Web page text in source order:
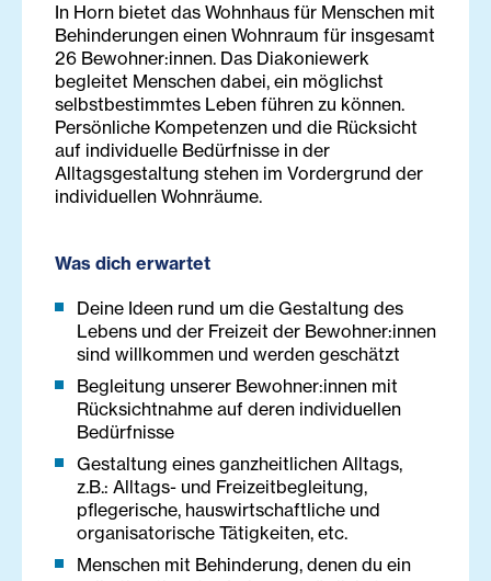
In Horn bietet das Wohnhaus für Menschen mit
Behinderungen einen Wohnraum für insgesamt
26 Bewohner:innen. Das Diakoniewerk
begleitet Menschen dabei, ein möglichst
selbstbestimmtes Leben führen zu können.
Persönliche Kompetenzen und die Rücksicht
auf individuelle Bedürfnisse in der
Alltagsgestaltung stehen im Vordergrund der
individuellen Wohnräume.
Was dich erwartet
Deine Ideen rund um die Gestaltung des
Lebens und der Freizeit der Bewohner:innen
sind willkommen und werden geschätzt
Begleitung unserer Bewohner:innen mit
Rücksichtnahme auf deren individuellen
Bedürfnisse
Gestaltung eines ganzheitlichen Alltags,
z.B.: Alltags- und Freizeitbegleitung,
pflegerische, hauswirtschaftliche und
organisatorische Tätigkeiten, etc.
Menschen mit Behinderung, denen du ein